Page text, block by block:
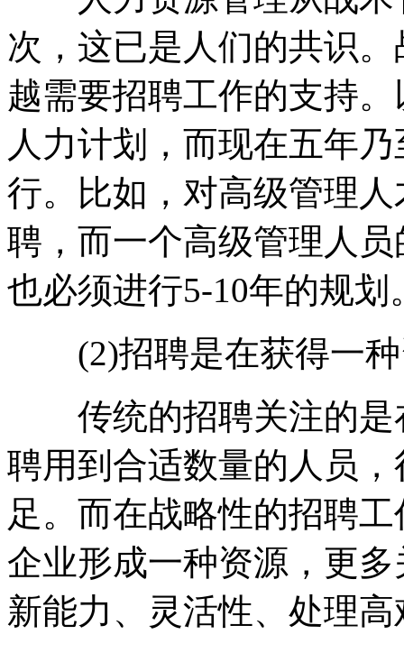
次，这已是人们的共识
越需要招聘工作的支持
人力计划，而现在五年
行。比如，对高级管理
聘，而一个高级管理人
也必须进行5-10年的规划
(2)招聘是在获得一种
传统的招聘关注的是
聘用到合适数量的人员
足。而在战略性的招聘
企业形成一种资源，更
新能力、灵活性、处理